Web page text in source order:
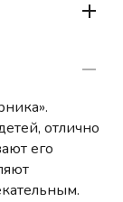
отлично
его